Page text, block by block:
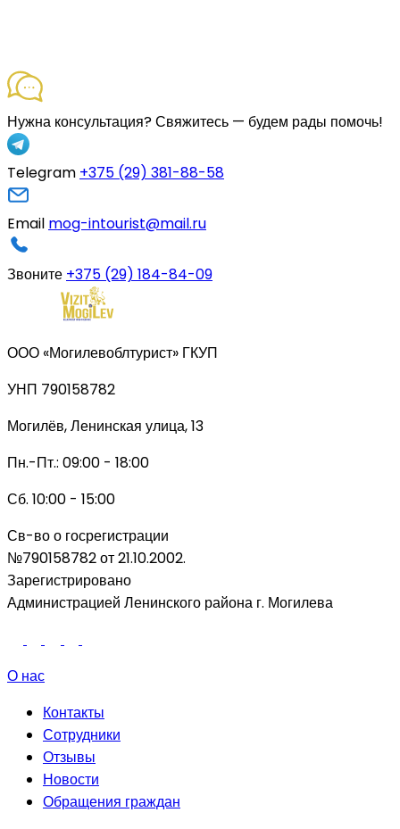
Нужна консультация?Свяжитесь — будем рады помочь!
Telegram +375 (29) 381-88-58
Email mog-intourist@mail.ru
Звоните +375 (29) 184-84-09
ООО «Могилевоблтурист» ГКУП
УНП 790158782
Могилёв, Ленинская улица, 13
Пн.-Пт.: 09:00 - 18:00
Сб. 10:00 - 15:00
Св-во о госрегистрации
№790158782 от 21.10.2002.
Зарегистрировано
Администрацией Ленинского района г. Могилева
О нас
Контакты
Сотрудники
Отзывы
Новости
Обращения граждан